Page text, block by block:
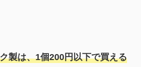
製は、1個200円以下で買える